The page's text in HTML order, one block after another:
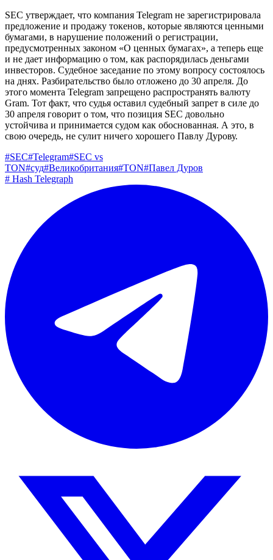
SEC утверждает, что компания Telegram не зарегистрировала
предложение и продажу токенов, которые являются ценными
бумагами, в нарушение положений о регистрации,
предусмотренных законом «О ценных бумагах», а теперь еще
и не дает информацию о том, как распорядилась деньгами
инвесторов. Судебное заседание по этому вопросу состоялось
на днях. Разбирательство было отложено до 30 апреля. До
этого момента Telegram запрещено распространять валюту
Gram. Тот факт, что судья оставил судебный запрет в силе до
30 апреля говорит о том, что позиция SEC довольно
устойчива и принимается судом как обоснованная. А это, в
свою очередь, не сулит ничего хорошего Павлу Дурову.
#SEC#Telegram#SEC vs
TON#суд#Великобритания#TON#Павел Дуров
# Hash Telegraph